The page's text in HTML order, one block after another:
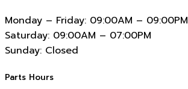
Monday – Friday: 09:00AM – 09:00PM
Saturday: 09:00AM – 07:00PM
Sunday: Closed
Parts Hours